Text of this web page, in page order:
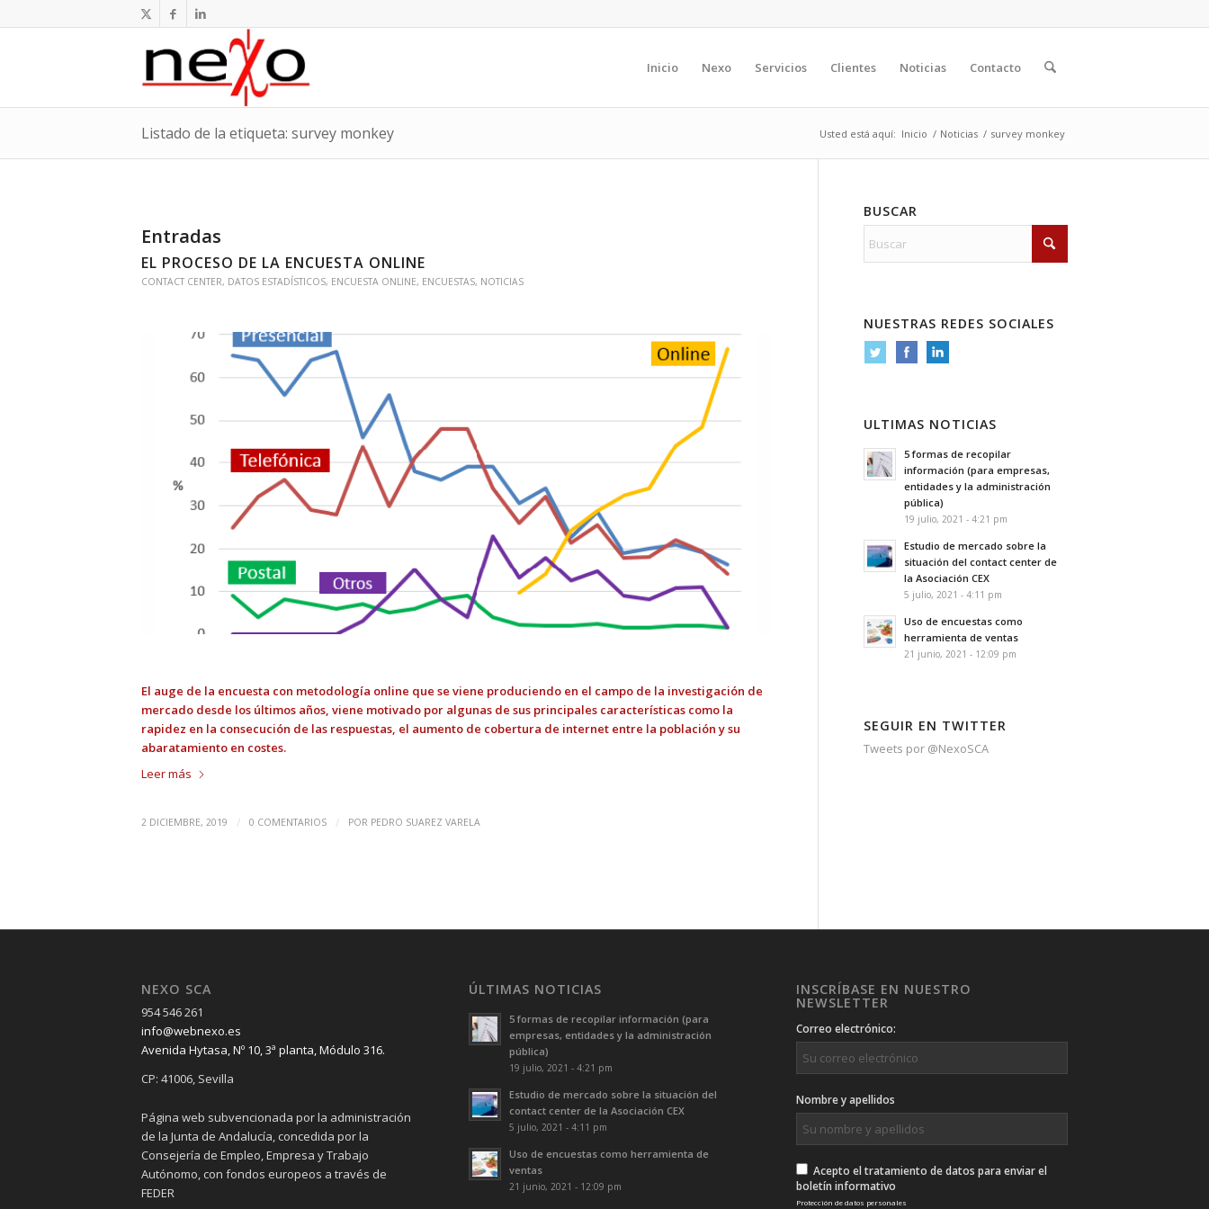
Inicio Nexo Servicios Clientes Noticias Contacto
Listado de la etiqueta: survey monkey Usted está aquí: Inicio / Noticias / survey monkey
Entradas
EL PROCESO DE LA ENCUESTA ONLINE
CONTACT CENTER, DATOS ESTADÍSTICOS, ENCUESTA ONLINE, ENCUESTAS, NOTICIAS
El auge de la encuesta con metodología online que se viene produciendo en el campo de la investigación de
mercado desde los últimos años, viene motivado por algunas de sus principales características como la
rapidez en la consecución de las respuestas, el aumento de cobertura de internet entre la población y su
abaratamiento en costes.
Leer más
2 DICIEMBRE, 2019 / 0 COMENTARIOS / POR PEDRO SUAREZ VARELA
BUSCAR
NUESTRAS REDES SOCIALES
ULTIMAS NOTICIAS
5 formas de recopilar
información (para empresas,
entidades y la administración
pública)
19 julio, 2021 - 4:21 pm
Estudio de mercado sobre la
situación del contact center de
la Asociación CEX
5 julio, 2021 - 4:11 pm
Uso de encuestas como
herramienta de ventas
21 junio, 2021 - 12:09 pm
SEGUIR EN TWITTER
Tweets por @NexoSCA
NEXO SCA
954 546 261
info@webnexo.es
Avenida Hytasa, Nº 10, 3ª planta, Módulo 316.
CP: 41006, Sevilla
Página web subvencionada por la administración
de la Junta de Andalucía, concedida por la
Consejería de Empleo, Empresa y Trabajo
Autónomo, con fondos europeos a través de
FEDER
ÚLTIMAS NOTICIAS
5 formas de recopilar información (para
empresas, entidades y la administración
pública)
19 julio, 2021 - 4:21 pm
Estudio de mercado sobre la situación del
contact center de la Asociación CEX
5 julio, 2021 - 4:11 pm
Uso de encuestas como herramienta de
ventas
21 junio, 2021 - 12:09 pm
INSCRÍBASE EN NUESTRO
NEWSLETTER
Correo electrónico:
Nombre y apellidos
Acepto el tratamiento de datos para enviar el
boletín informativo
Protección de datos personales